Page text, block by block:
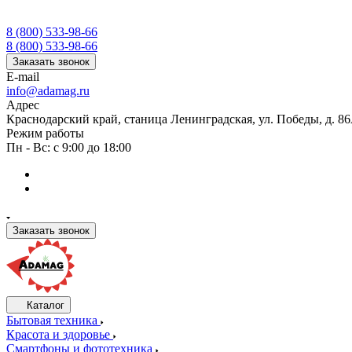
8 (800) 533-98-66
8 (800) 533-98-66
Заказать звонок
E-mail
info@adamag.ru
Адрес
Краснодарский край, станица Ленинградская, ул. Победы, д.
Режим работы
Пн - Вс: с 9:00 до 18:00
Заказать звонок
Каталог
Бытовая техника
Красота и здоровье
Смартфоны и фототехника